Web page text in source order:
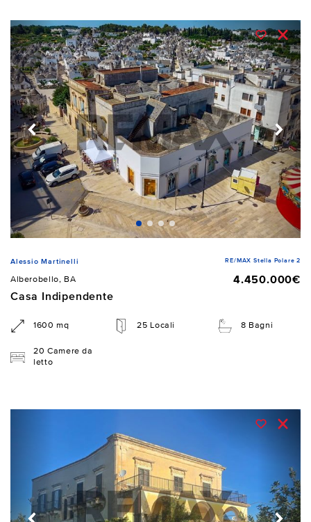
Alessio Martinelli RE/MAX Stella Polare 2
Alberobello, BA
4.450.000€
Casa Indipendente
1600 mq 25 Locali 8 Bagni
20 Camere da
letto